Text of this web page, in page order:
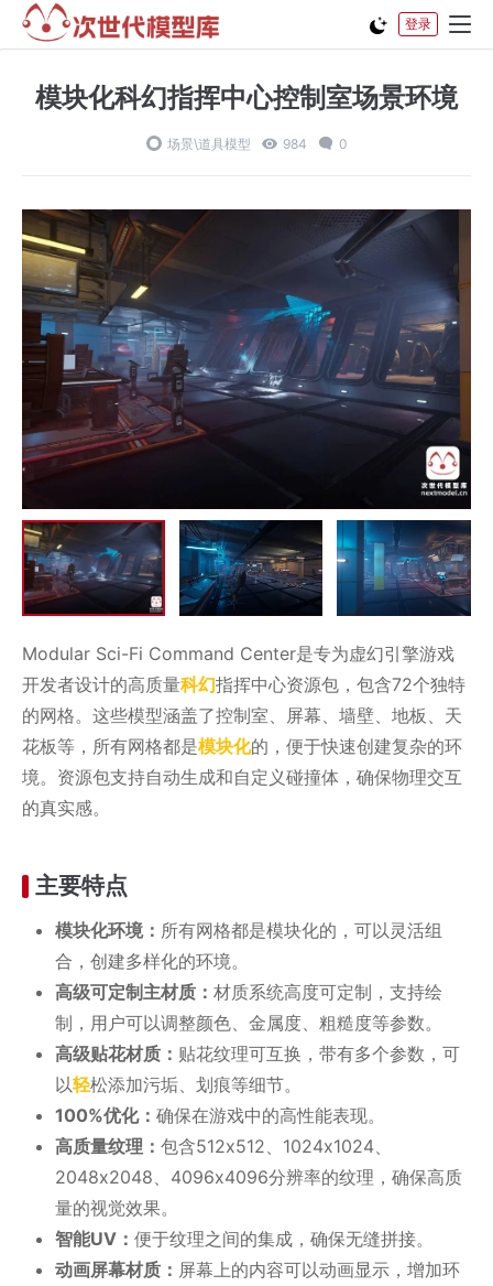
登录
模块化科幻指挥中心控制室场景环境
场景\道具模型 984 0
Modular Sci-Fi Command Center是专为虚幻引擎游戏
开发者设计的高质量科幻指挥中心资源包，包含72个独特
的网格。这些模型涵盖了控制室、屏幕、墙壁、地板、天
花板等，所有网格都是模块化的，便于快速创建复杂的环
境。资源包支持自动生成和自定义碰撞体，确保物理交互
的真实感。
主要特点
模块化环境： 所有网格都是模块化的，可以灵活组
合，创建多样化的环境。
高级可定制主材质： 材质系统高度可定制，支持绘
制，用户可以调整颜色、金属度、粗糙度等参数。
高级贴花材质： 贴花纹理可互换，带有多个参数，可
以轻松添加污垢、划痕等细节。
100%优化： 确保在游戏中的高性能表现。
高质量纹理： 包含512x512、1024x1024、
2048x2048、4096x4096分辨率的纹理，确保高质
量的视觉效果。
智能UV： 便于纹理之间的集成，确保无缝拼接。
动画屏幕材质： 屏幕上的内容可以动画显示，增加环